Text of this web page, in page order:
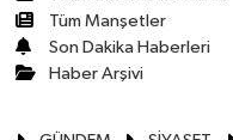
Tüm Manşetler
Son Dakika Haberleri
Haber Arşivi